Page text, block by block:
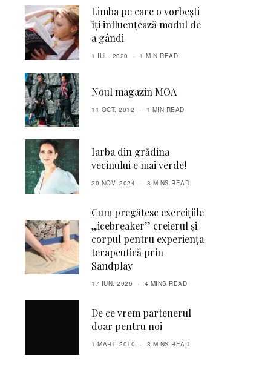
Limba pe care o vorbeşti
îţi influenţează modul de
a gândi
1 IUL. 2020 1 MIN READ
Noul magazin MOA
11 OCT. 2012 1 MIN READ
Iarba din grădina
vecinului e mai verde!
20 NOV. 2024 3 MINS READ
Cum pregătesc exercițiile
„icebreaker” creierul și
corpul pentru experiența
terapeutică prin
Sandplay
17 IUN. 2026 4 MINS READ
De ce vrem partenerul
doar pentru noi
1 MART. 2010 3 MINS READ